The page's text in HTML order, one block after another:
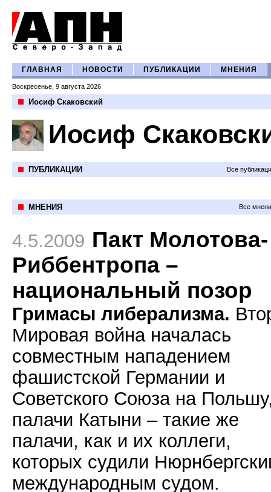
ГЛАВНАЯ НОВОСТИ ПУБЛИКАЦИИ МНЕНИЯ
Воскресенье, 9 августа 2026
Иосиф Скаковский
Иосиф
ПУБЛИКАЦИИ Все
МНЕНИЯ Все
4.5.2009 Пакт Молотова-
Риббентропа –
национальный позор
Гримасы либерализма.
Мировая война началась
совместным нападением
фашистской Германии и
Советского Союза на
палачи Катыни – такие же
палачи, как и их коллеги,
которых судили
международным судом.